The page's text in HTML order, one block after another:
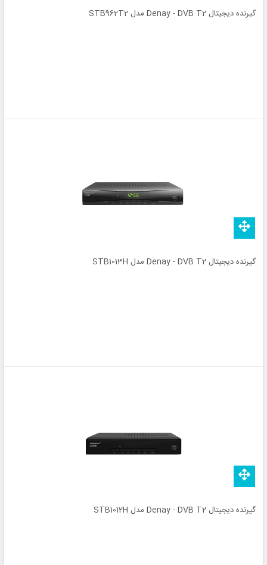
گیرنده دیجیتال Denay - DVB T2 مدل STB962T2
گیرنده دیجیتال Denay - DVB T2 مدل STB1013H
گیرنده دیجیتال Denay - DVB T2 مدل STB1012H